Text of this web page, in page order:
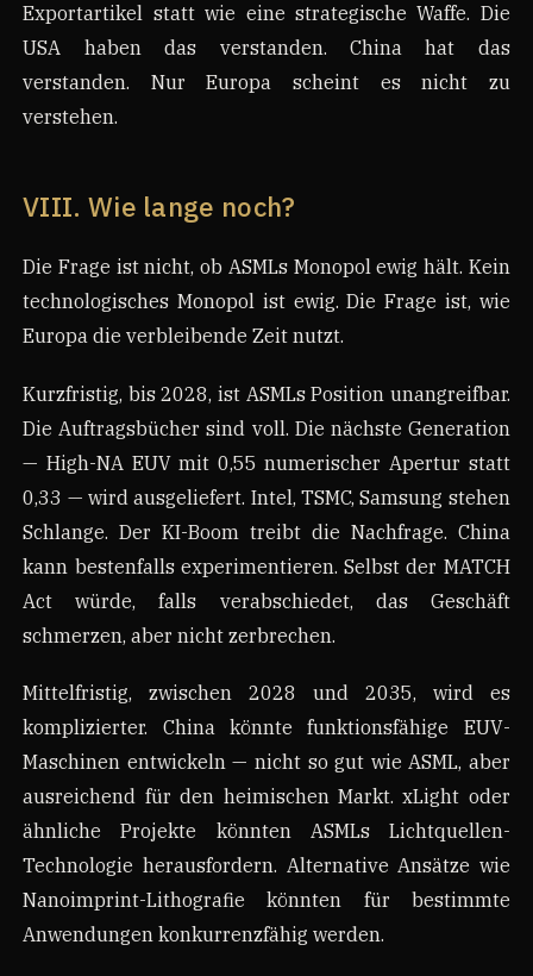
Exportartikel statt wie eine strategische Waffe. Die
USA haben das verstanden. China hat das
verstanden. Nur Europa scheint es nicht zu
verstehen.
VIII. Wie lange noch?
Die Frage ist nicht, ob ASMLs Monopol ewig hält. Kein
technologisches Monopol ist ewig. Die Frage ist, wie
Europa die verbleibende Zeit nutzt.
Kurzfristig, bis 2028, ist ASMLs Position unangreifbar.
Die Auftragsbücher sind voll. Die nächste Generation
— High-NA EUV mit 0,55 numerischer Apertur statt
0,33 — wird ausgeliefert. Intel, TSMC, Samsung stehen
Schlange. Der KI-Boom treibt die Nachfrage. China
kann bestenfalls experimentieren. Selbst der MATCH
Act würde, falls verabschiedet, das Geschäft
schmerzen, aber nicht zerbrechen.
Mittelfristig, zwischen 2028 und 2035, wird es
komplizierter. China könnte funktionsfähige EUV-
Maschinen entwickeln — nicht so gut wie ASML, aber
ausreichend für den heimischen Markt. xLight oder
ähnliche Projekte könnten ASMLs Lichtquellen-
Technologie herausfordern. Alternative Ansätze wie
Nanoimprint-Lithografie könnten für bestimmte
Anwendungen konkurrenzfähig werden.